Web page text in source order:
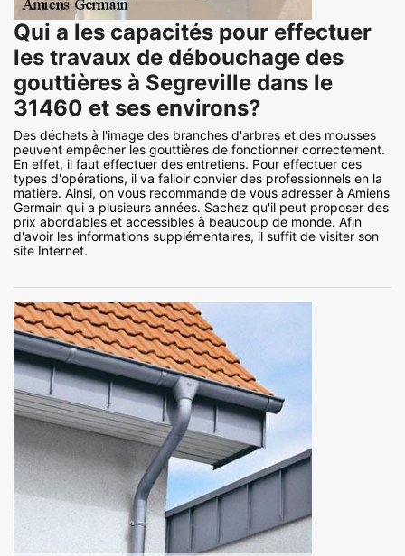
Qui a les capacités pour effectuer
les travaux de débouchage des
gouttières à Segreville dans le
31460 et ses environs?
Des déchets à l'image des branches d'arbres et des mousses
peuvent empêcher les gouttières de fonctionner correctement.
En effet, il faut effectuer des entretiens. Pour effectuer ces
types d'opérations, il va falloir convier des professionnels en la
matière. Ainsi, on vous recommande de vous adresser à Amiens
Germain qui a plusieurs années. Sachez qu'il peut proposer des
prix abordables et accessibles à beaucoup de monde. Afin
d'avoir les informations supplémentaires, il suffit de visiter son
site Internet.